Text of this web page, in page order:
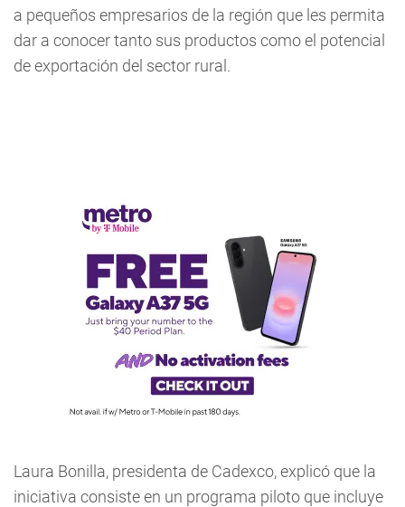
a pequeños empresarios de la región que les permita
dar a conocer tanto sus productos como el potencial
de exportación del sector rural.
Laura Bonilla, presidenta de Cadexco, explicó que la
iniciativa consiste en un programa piloto que incluye